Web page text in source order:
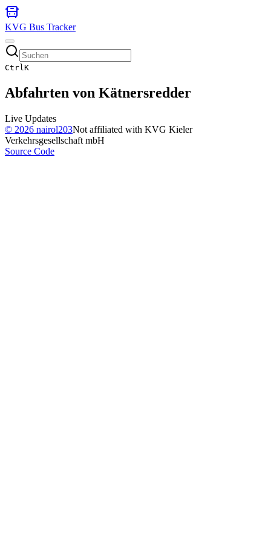
KVG Bus Tracker
CtrlK
Abfahrten von Kätnersredder
Live Updates
© 2026 nairol203Not affiliated with KVG Kieler
Verkehrsgesellschaft mbH
Source Code